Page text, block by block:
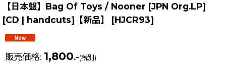
【日本盤】Bag Of Toys / Nooner [JPN Org.LP]
[CD | handcuts]【新品】
[HJCR93]
販売価格: 1,800.-(税別)